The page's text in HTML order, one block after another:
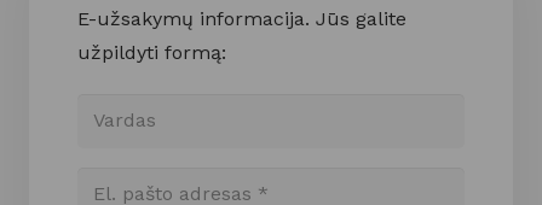
E-užsakymų informacija. Jūs galite
užpildyti formą: